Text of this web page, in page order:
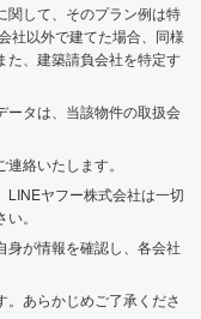
関して、そのプラン例は特
社以外で建てた場合、同様
た、建築請負会社を特定す
ータは、当該物件の取扱会
絡いたします。
LINEヤフー株式会社は一切
。
身が情報を確認し、各会社
あらかじめご了承くださ